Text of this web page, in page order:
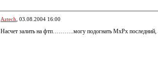
Aztech , 03.08.2004 16:00
Насчет залить на фтп………..могу подогнать MxPx последний,